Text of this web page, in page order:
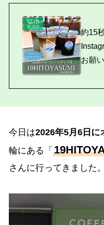
▷
約15
お願
今日は2026年5月6日に
輪にある「
さんに行ってきました。